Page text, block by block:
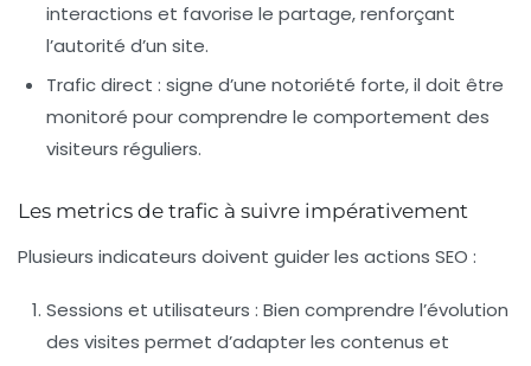
interactions et favorise le partage, renforçant
l’autorité d’un site.
Trafic direct : signe d’une notoriété forte, il doit être
monitoré pour comprendre le comportement des
visiteurs réguliers.
Les metrics de trafic à suivre impérativement
Plusieurs indicateurs doivent guider les actions SEO :
Sessions et utilisateurs : Bien comprendre l’évolution
des visites permet d’adapter les contenus et